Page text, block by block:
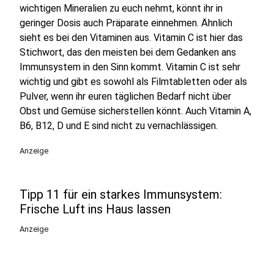
wichtigen Mineralien zu euch nehmt, könnt ihr in
geringer Dosis auch Präparate einnehmen. Ähnlich
sieht es bei den Vitaminen aus. Vitamin C ist hier das
Stichwort, das den meisten bei dem Gedanken ans
Immunsystem in den Sinn kommt. Vitamin C ist sehr
wichtig und gibt es sowohl als Filmtabletten oder als
Pulver, wenn ihr euren täglichen Bedarf nicht über
Obst und Gemüse sicherstellen könnt. Auch Vitamin A,
B6, B12, D und E sind nicht zu vernachlässigen.
Anzeige
Tipp 11 für ein starkes Immunsystem:
Frische Luft ins Haus lassen
Anzeige